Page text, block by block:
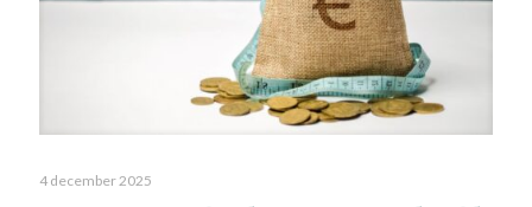
4 december 2025